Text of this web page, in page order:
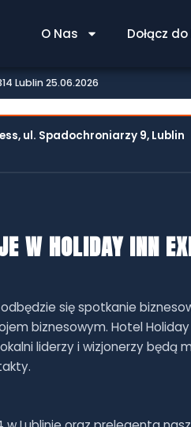
O Nas Dołącz
Lublin 25.06.2026
PKB 314
ul. Spadochroniarzy 9, Lublin
W HOLIDAY INN
się spotkanie
biznesowym. Hotel Holiday
liderzy i wizjonerzy będą